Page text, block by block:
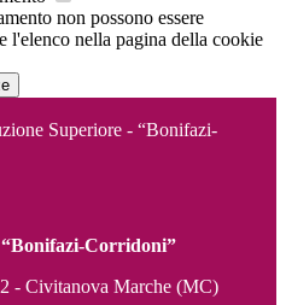
non possono essere
l'elenco nella pagina della cookie
Superiore - “Bonifazi-
Corridoni”
- Civitanova Marche (MC)